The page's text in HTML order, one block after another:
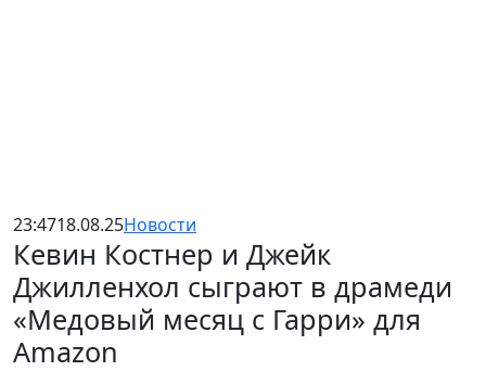
23:4718.08.25Новости
Кевин Костнер и Джейк
Джилленхол сыграют в драмеди
«Медовый месяц с Гарри» для
Amazon